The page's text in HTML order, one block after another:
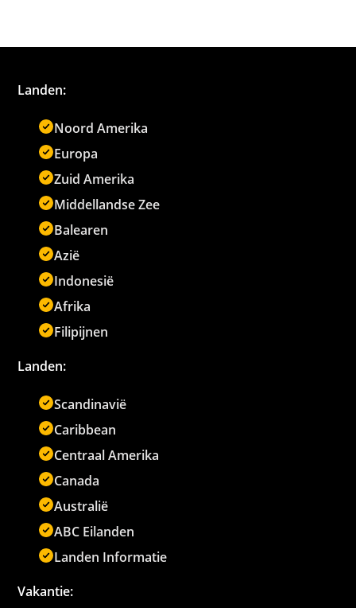
Landen:
Noord Amerika
Europa
Zuid Amerika
Middellandse Zee
Balearen
Azië
Indonesië
Afrika
Filipijnen
Landen:
Scandinavië
Caribbean
Centraal Amerika
Canada
Australië
ABC Eilanden
Landen Informatie
Vakantie: